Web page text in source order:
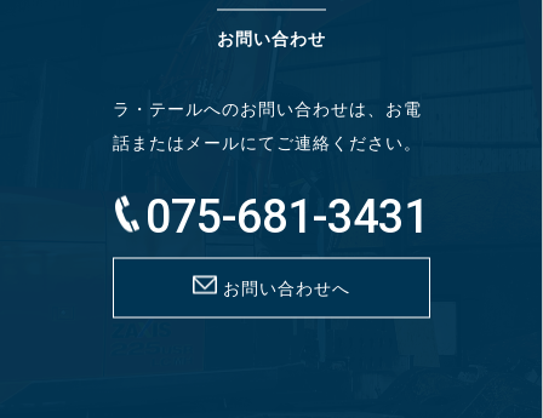
お問い合わせ
ラ・テールへのお問い合わせは、お電
話またはメールにてご連絡ください。
075-681-3431
お問い合わせへ